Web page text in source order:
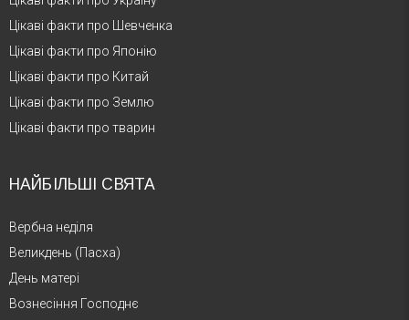
Цікаві факти про Шевченка
Цікаві факти про Японію
Цікаві факти про Китай
Цікаві факти про Землю
Цікаві факти про тварин
НАЙБІЛЬШІ СВЯТА
Вербна неділя
Великдень (Пасха)
День матері
Вознесіння Господнє